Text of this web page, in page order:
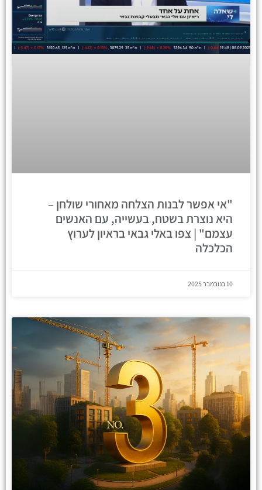
"אי אפשר לבנות הצלחה מאחורי שולחן –
היא נוצרת בשטח, בעשייה, עם האנשים
עצמם" | צפו באלי גבאי בראיון לערוץ
הכלכלה
10 בנובמבר 2025